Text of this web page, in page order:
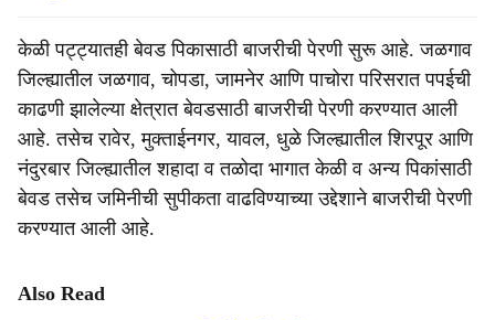
केळी पट्ट्यातही बेवड पिकासाठी बाजरीची पेरणी सुरू आहे. जळगाव
जिल्ह्यातील जळगाव, चोपडा, जामनेर आणि पाचोरा परिसरात पपईची
काढणी झालेल्या क्षेत्रात बेवडसाठी बाजरीची पेरणी करण्यात आली
आहे. तसेच रावेर, मुक्ताईनगर, यावल, धुळे जिल्ह्यातील शिरपूर आणि
नंदुरबार जिल्ह्यातील शहादा व तळोदा भागात केळी व अन्य पिकांसाठी
बेवड तसेच जमिनीची सुपीकता वाढविण्याच्या उद्देशाने बाजरीची पेरणी
करण्यात आली आहे.
Also Read